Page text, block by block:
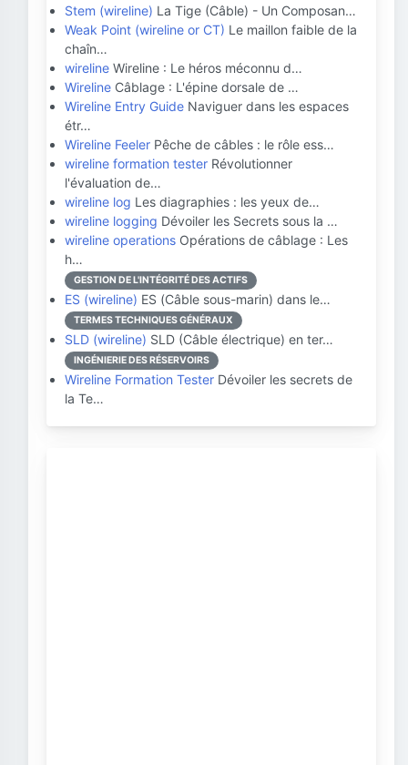
Stem (wireline) La Tige (Câble) - Un Composan…
Weak Point (wireline or CT) Le maillon faible de la
chaîn…
wireline Wireline : Le héros méconnu d…
Wireline Câblage : L'épine dorsale de …
Wireline Entry Guide Naviguer dans les espaces
étr…
Wireline Feeler Pêche de câbles : le rôle ess…
wireline formation tester Révolutionner
l'évaluation de…
wireline log Les diagraphies : les yeux de…
wireline logging Dévoiler les Secrets sous la …
wireline operations Opérations de câblage : Les
h…
GESTION DE L'INTÉGRITÉ DES ACTIFS
ES (wireline) ES (Câble sous-marin) dans le…
TERMES TECHNIQUES GÉNÉRAUX
SLD (wireline) SLD (Câble électrique) en ter…
INGÉNIERIE DES RÉSERVOIRS
Wireline Formation Tester Dévoiler les secrets de
la Te…